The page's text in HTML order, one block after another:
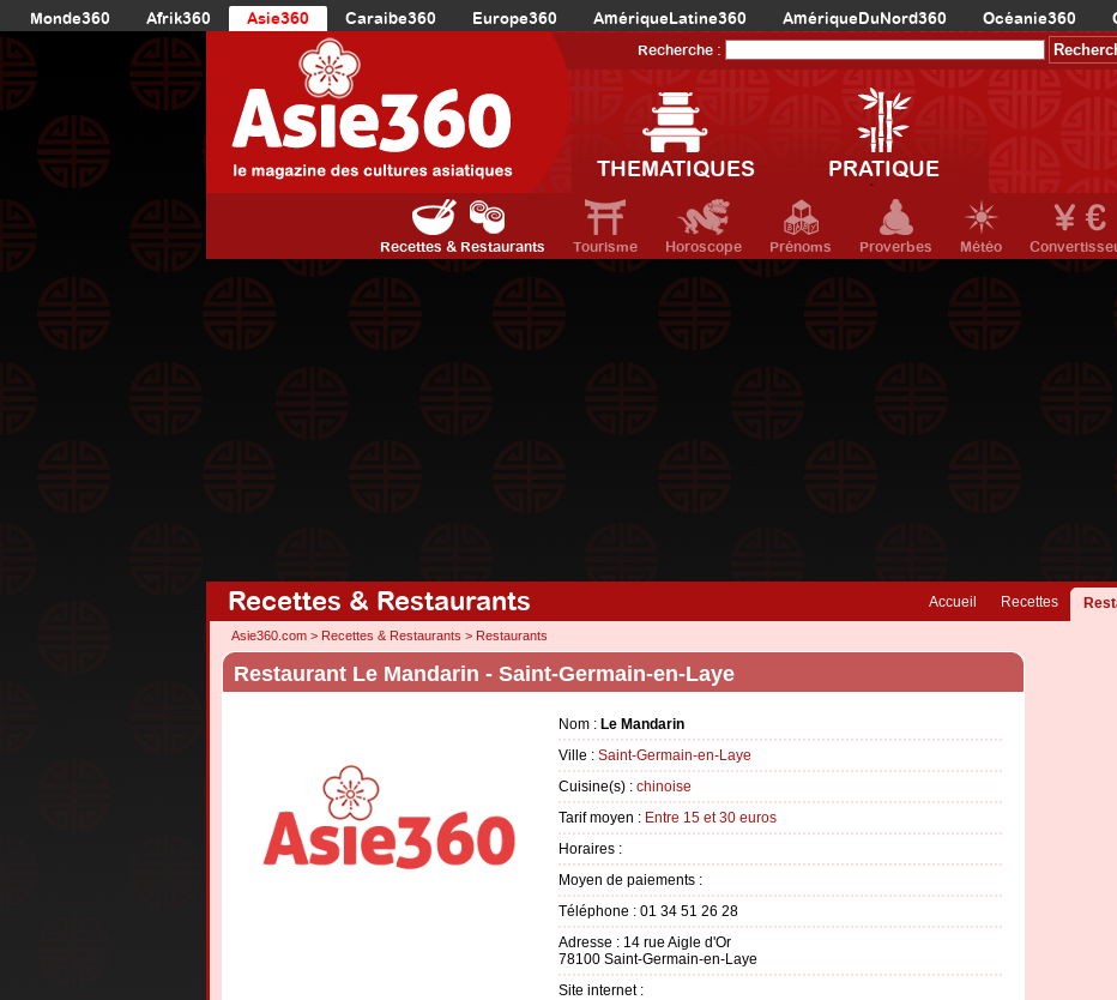
Monde360 Afrik360 Asie360 Caraibe360 Europe360 AmériqueLatine360 AmériqueDuNord360 Océanie360
Recherche :
THEMATIQUES PRATIQUE
Recettes & Restaurants Tourisme Horoscope Prénoms Proverbes Météo
Recettes & Restaurants Recettes
Accueil
Asie360.com > Recettes & Restaurants > Restaurants
Restaurant Le Mandarin - Saint-Germain-en-Laye
Nom : Le Mandarin
Ville : Saint-Germain-en-Laye
Cuisine(s) : chinoise
Tarif moyen : Entre 15 et 30 euros
Horaires :
Moyen de paiements :
Téléphone : 01 34 51 26 28
Adresse : 14 rue Aigle d'Or
78100 Saint-Germain-en-Laye
Site internet :